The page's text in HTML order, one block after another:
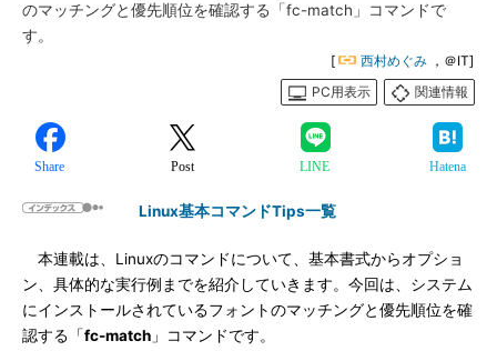
のマッチングと優先順位を確認する「fc-match」コマンドで
す。
[ 西村めぐみ ，＠IT]
PC用表示
関連情報
Share Post LINE Hatena
Linux基本コマンドTips一覧
本連載は、Linuxのコマンドについて、基本書式からオプショ
ン、具体的な実行例までを紹介していきます。今回は、システム
にインストールされているフォントのマッチングと優先順位を確
認する「fc-match 」コマンドです。